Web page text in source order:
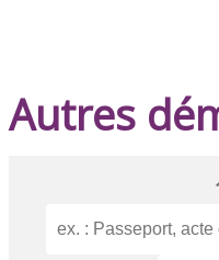
Autres